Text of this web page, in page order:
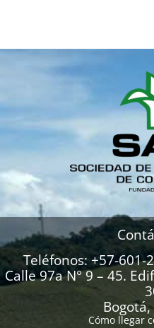
Teléfonos: +57-
Calle 97a N° 9 – 45.
Cómo llegar